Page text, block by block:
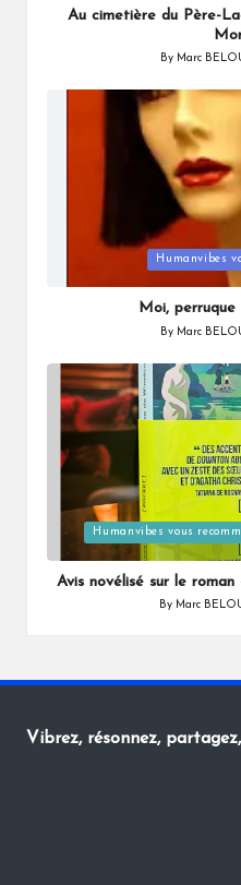
Au cimetière du Père-
Posted
By Marc
Humanvibes
Moi,
Posted
By Marc
Posted
in
Humanvibes vous
Avis novélisé sur le
Posted
By Marc
Vibrez, résonnez,